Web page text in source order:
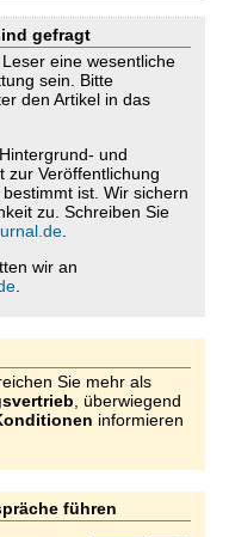
gefragt
eine wesentliche
sein. Bitte
den Artikel in das
und
zur Veröffentlichung
ist. Wir sichern
zu. Schreiben Sie
wir an
Sie mehr als
, überwiegend
informieren
führen